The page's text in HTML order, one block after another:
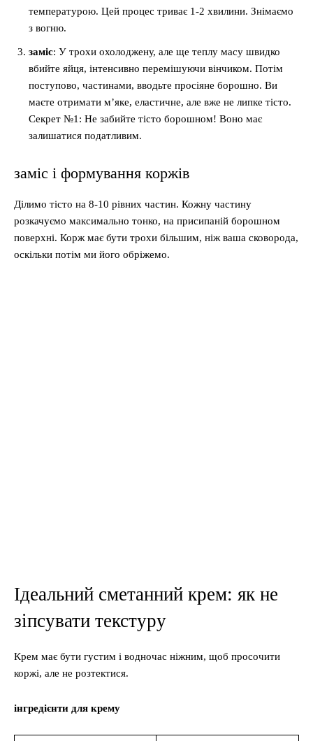
температурою. Цей процес триває 1-2 хвилини. Знімаємо
з вогню.
заміс: У трохи охолоджену, але ще теплу масу швидко
вбийте яйця, інтенсивно перемішуючи вінчиком. Потім
поступово, частинами, вводьте просіяне борошно. Ви
маєте отримати м’яке, еластичне, але вже не липке тісто.
Секрет №1: Не забийте тісто борошном! Воно має
залишатися податливим.
заміс і формування коржів
Ділимо тісто на 8-10 рівних частин. Кожну частину
розкачуємо максимально тонко, на присипаній борошном
поверхні. Корж має бути трохи більшим, ніж ваша сковорода,
оскільки потім ми його обріжемо.
Ідеальний сметанний крем: як не
зіпсувати текстуру
Крем має бути густим і водночас ніжним, щоб просочити
коржі, але не розтектися.
інгредієнти для крему